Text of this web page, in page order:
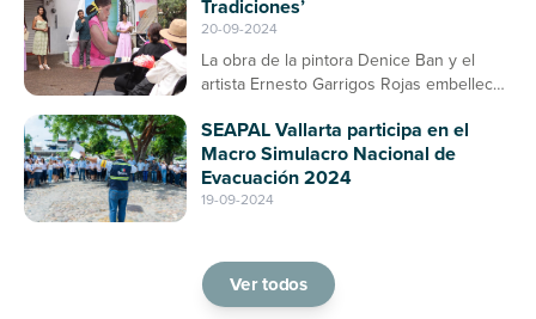
Tradiciones’
20-09-2024
La obra de la pintora Denice Ban y el
artista Ernesto Garrigos Rojas embellece
como un espacio de arte y cultura en
Puerto Vallarta
SEAPAL Vallarta participa en el
Macro Simulacro Nacional de
Evacuación 2024
19-09-2024
Ver todos